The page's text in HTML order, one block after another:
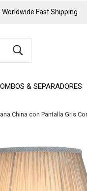
& SEPARADORES
Worldwide Fast Shipping
China con Pantalla Gris